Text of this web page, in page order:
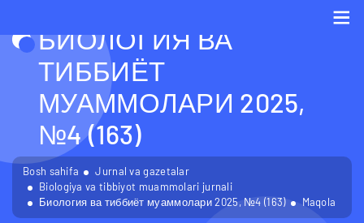
БИОЛОГИЯ ВА
ТИББИЁТ
МУАММОЛАРИ 2025,
№4 (163)
Bosh sahifa
Jurnal va gazetalar
Biologiya va tibbiyot muammolari jurnali
Биология ва тиббиёт муаммолари 2025, №4 (163)
Maqola